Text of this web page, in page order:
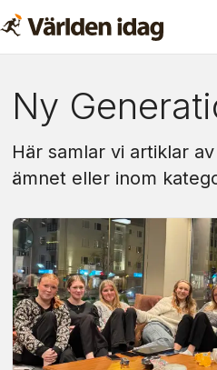
Om:
ny
generation
Ny
Här samlar vi artiklar
ämnet eller inom